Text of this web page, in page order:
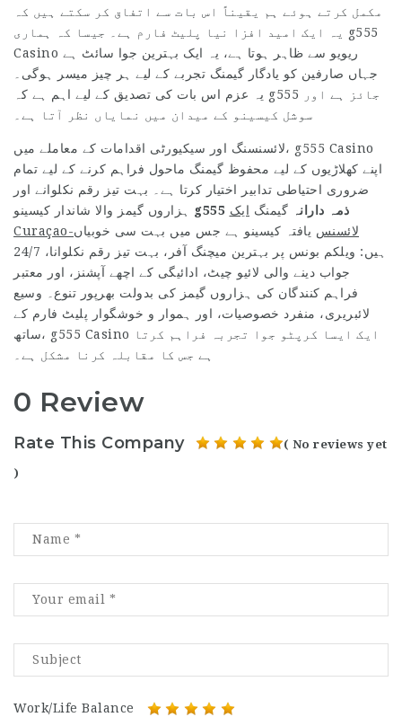
مکمل کرتے ہوئے ہم یقیناً اس بات سے اتفاق کر سکتے ہیں کہ
یہ ایک امید افزا نیا پلیٹ فارم ہے۔ جیسا کہ ہماری g555
Casino ریویو سے ظاہر ہوتا ہے، یہ ایک بہترین جوا سائٹ ہے
جہاں صارفین کو یادگار گیمنگ تجربے کے لیے ہر چیز میسر ہوگی۔
یہ عزم اس بات کی تصدیق کے لیے اہم ہے کہ g555 جائز ہے اور
سوشل کیسینو کے میدان میں نمایاں نظر آتا ہے۔
لائسنسنگ اور سیکیورٹی اقدامات کے معاملے میں، g555 Casino
اپنے کھلاڑیوں کے لیے محفوظ گیمنگ ماحول فراہم کرنے کے لیے تمام
ضروری احتیاطی تدابیر اختیار کرتا ہے۔ بہت تیز رقم نکلوانے اور
g555 ذمہ دارانہ گیمنگ ایک
Curaçao-لائسنس یافتہ کیسینو ہے جس میں بہت سی خوبیاں
ہیں: ویلکم بونس پر بہترین میچنگ آفر، بہت تیز رقم نکلوانا، 24/7
جواب دینے والی لائیو چیٹ، ادائیگی کے اچھے آپشنز، اور معتبر
فراہم کنندگان کی ہزاروں گیمز کی بدولت بھرپور تنوع۔ وسیع
لائبریری، منفرد خصوصیات، اور ہموار و خوشگوار پلیٹ فارم کے
ساتھ، g555 Casino ایک ایسا کرپٹو جوا تجربہ فراہم کرتا
ہے جس کا مقابلہ کرنا مشکل ہے۔
0 Review
Rate This Company ( No reviews yet
)
Work/Life Balance